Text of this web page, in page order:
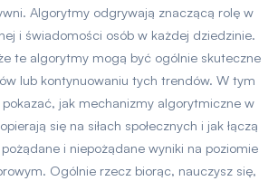
Algorytmy odgrywają znaczącą rolę w
i świadomości osób w każdej dziedzinie.
te algorytmy mogą być ogólnie skuteczne
lub kontynuowaniu tych trendów. W tym
jak mechanizmy algorytmiczne w
się na siłach społecznych i jak łączą
i niepożądane wyniki na poziomie
Ogólnie rzecz biorąc, nauczysz się,